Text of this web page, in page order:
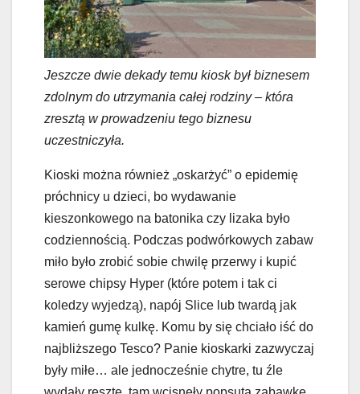
Jeszcze dwie dekady temu kiosk był biznesem
zdolnym do utrzymania całej rodziny – która
zresztą w prowadzeniu tego biznesu
uczestniczyła.
Kioski można również „oskarżyć” o epidemię
próchnicy u dzieci, bo wydawanie
kieszonkowego na batonika czy lizaka było
codziennością. Podczas podwórkowych zabaw
miło było zrobić sobie chwilę przerwy i kupić
serowe chipsy Hyper (które potem i tak ci
koledzy wyjedzą), napój Slice lub twardą jak
kamień gumę kulkę. Komu by się chciało iść do
najbliższego Tesco? Panie kioskarki zazwyczaj
były miłe… ale jednocześnie chytre, tu źle